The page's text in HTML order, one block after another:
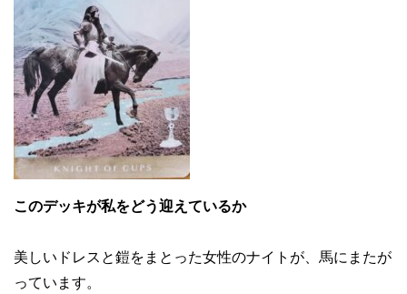
このデッキが私をどう迎えているか
美しいドレスと鎧をまとった女性のナイトが、馬にまたが
っています。